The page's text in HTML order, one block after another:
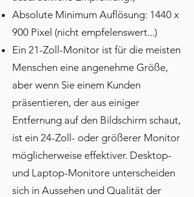
Absolute Minimum Auflösung: 1440 x
900 Pixel (nicht empfelenswert...)
Ein 21-Zoll-Monitor ist für die meisten
Menschen eine angenehme Größe,
aber wenn Sie einem Kunden
präsentieren, der aus einiger
Entfernung auf den Bildschirm schaut,
ist ein 24-Zoll- oder größerer Monitor
möglicherweise effektiver. Desktop-
und Laptop-Monitore unterscheiden
sich in Aussehen und Qualität der